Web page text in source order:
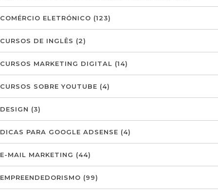
COMÉRCIO ELETRÓNICO (123)
CURSOS DE INGLÊS (2)
CURSOS MARKETING DIGITAL (14)
CURSOS SOBRE YOUTUBE (4)
DESIGN (3)
DICAS PARA GOOGLE ADSENSE (4)
E-MAIL MARKETING (44)
EMPREENDEDORISMO (99)